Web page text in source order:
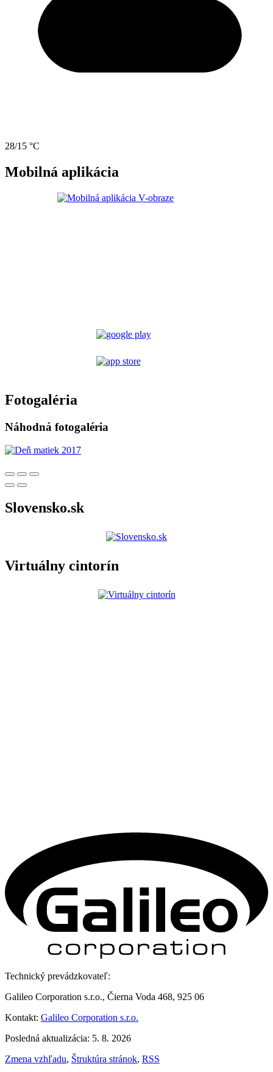
28/15 °C
Mobilná aplikácia
Fotogaléria
Náhodná fotogaléria
Slovensko.sk
Virtuálny cintorín
Technický prevádzkovateľ:
Galileo Corporation s.r.o., Čierna Voda 468, 925 06
Kontakt: Galileo Corporation s.r.o.
Posledná aktualizácia: 5. 8. 2026
Zmena vzhľadu, Štruktúra stránok, RSS